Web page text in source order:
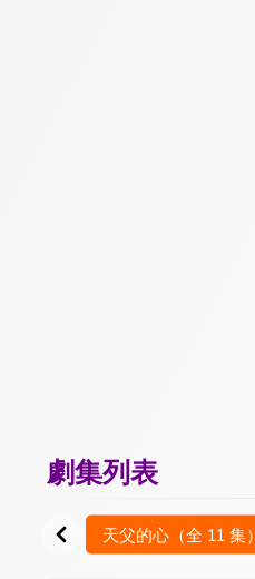
劇集列表
天父的心 （全 11 集）